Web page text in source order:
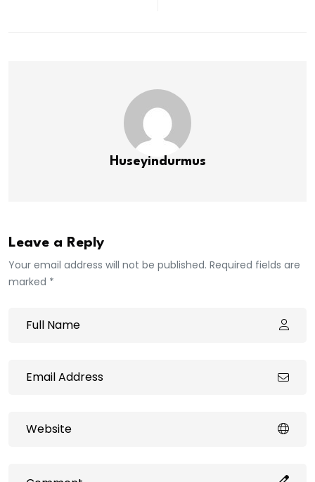
Huseyindurmus
Leave a Reply
Your email address will not be published. Required fields are
marked *